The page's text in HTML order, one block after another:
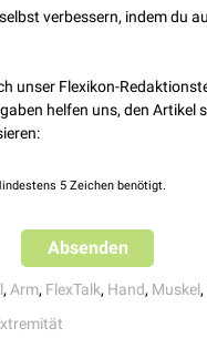
- Auf die Finger geschaut:
verbessern, indem du
unser Flexikon-
helfen uns, den Artikel
5 Zeichen benötigt.
Absenden
, Arm, FlexTalk, Hand, Muskel,